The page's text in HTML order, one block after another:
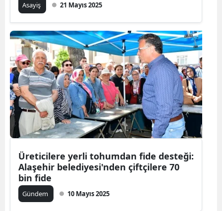
Asayiş 21 Mayıs 2025
Üreticilere yerli tohumdan fide desteği:
Alaşehir belediyesi'nden çiftçilere 70
bin fide
Gündem 10 Mayıs 2025